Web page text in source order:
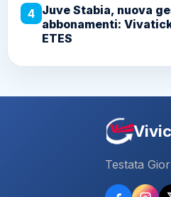
4 Juve Stabia, nuova
abbonamenti:
ETES
Testata